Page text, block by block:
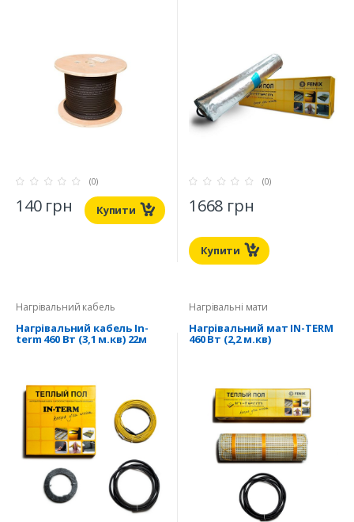
(0)
140 грн Купити
(0)
1668 грн
Купити
Нагрівальний кабель
Нагрівальний кабель In-
term 460 Вт (3,1 м.кв) 22м
Нагрівальні мати
Нагрівальний мат IN-TERM
460 Вт (2,2 м.кв)